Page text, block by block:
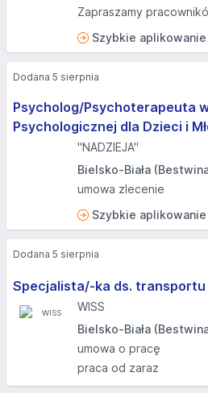
Zapraszamy
Szybkie aplikowanie
Psycholog/Psychoterapeuta
Psychologicznej dla Dzieci i
"NADZIEJA"
Bielsko-Biała
umowa zlecenie
Szybkie aplikowanie
Dodana 5 sierpnia
Specjalista/-ka ds. transportu
WISS
Bielsko-Biała
umowa o pracę
praca od zaraz
Dodana 5 sierpnia